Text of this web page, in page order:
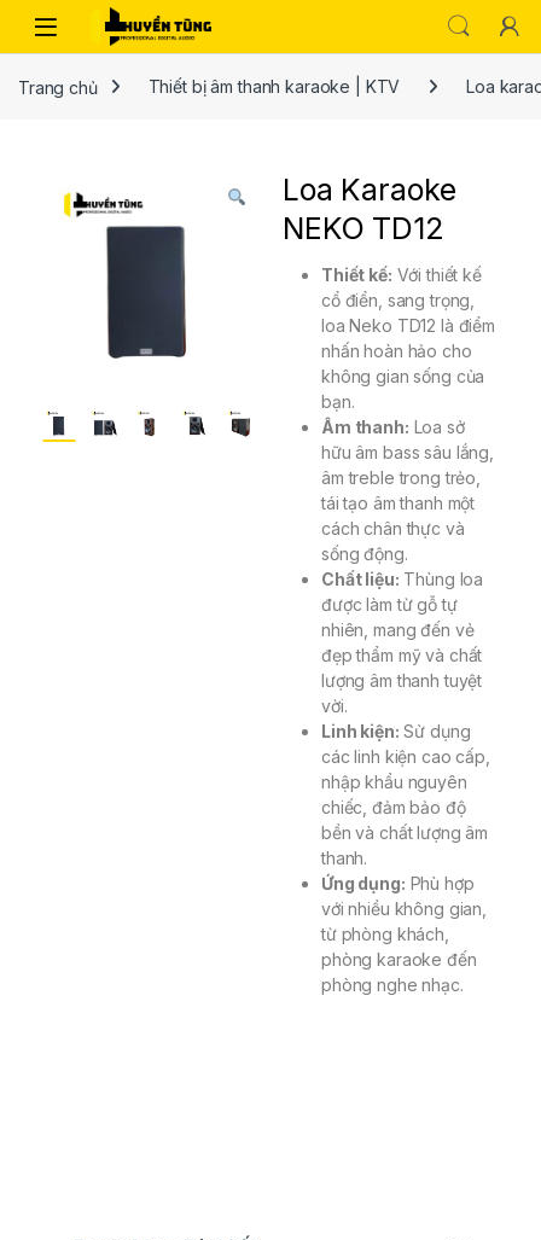
Trang chủ Thiết bị âm thanh karaoke | KTV Loa
Loa Karaoke
NEKO TD12
Thiết kế: Với thiết kế
cổ điển, sang trọng,
loa Neko TD12 là điểm
nhấn hoàn hảo cho
không gian sống của
bạn.
Âm thanh: Loa sở
hữu âm bass sâu lắng,
âm treble trong trẻo,
tái tạo âm thanh một
cách chân thực và
sống động.
Chất liệu: Thùng loa
được làm từ gỗ tự
nhiên, mang đến vẻ
đẹp thẩm mỹ và chất
lượng âm thanh tuyệt
vời.
Linh kiện: Sử dụng
các linh kiện cao cấp,
nhập khẩu nguyên
chiếc, đảm bảo độ
bền và chất lượng âm
thanh.
Ứng dụng: Phù hợp
với nhiều không gian,
từ phòng khách,
phòng karaoke đến
phòng nghe nhạc.